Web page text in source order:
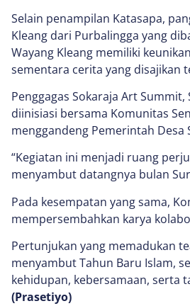
Selain penampilan Katasapa,
Kleang dari Purbalingga yang
Wayang Kleang memiliki
sementara cerita yang disajikan
Penggagas Sokaraja Art
diinisiasi bersama Komunitas
menggandeng Pemerintah Desa
“Kegiatan ini menjadi ruang
menyambut datangnya bulan
Pada kesempatan yang sama,
mempersembahkan karya
Pertunjukan yang memadukan
menyambut Tahun Baru Islam,
kehidupan, kebersamaan, serta
(Prasetiyo)